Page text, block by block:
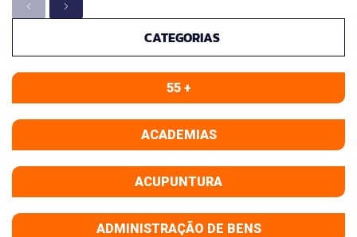
CATEGORIAS
55 +
ACADEMIAS
ACUPUNTURA
ADMINISTRAÇÃO DE BENS